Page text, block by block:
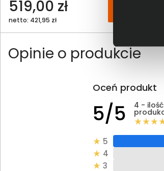
519,00 zł
netto: 421,95 zł
Opinie o produkcie
Oceń produkt
5/5 4 -
5
4
3